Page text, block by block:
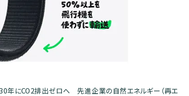
にCO2排出ゼロへ 先進企業の自然エネルギー（再エ